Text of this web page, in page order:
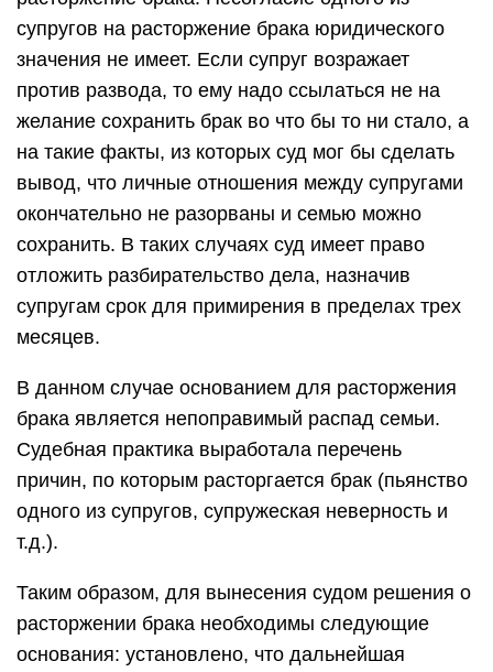
супругов на расторжение брака юридического
значения не имеет. Если супруг возражает
против развода, то ему надо ссылаться не на
желание сохранить брак во что бы то ни стало, а
на такие факты, из которых суд мог бы сделать
вывод, что личные отношения между супругами
окончательно не разорваны и семью можно
сохранить. В таких случаях суд имеет право
отложить разбирательство дела, назначив
супругам срок для примирения в пределах трех
месяцев.
В данном случае основанием для расторжения
брака является непоправимый распад семьи.
Судебная практика выработала перечень
причин, по которым расторгается брак (пьянство
одного из супругов, супружеская неверность и
т.д.).
Таким образом, для вынесения судом решения о
расторжении брака необходимы следующие
основания: установлено, что дальнейшая